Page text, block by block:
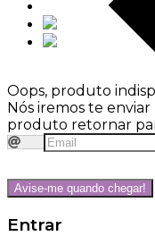
Oops, produto
Nós iremos te
produto retornar
Avise-me quando chegar!
Entrar